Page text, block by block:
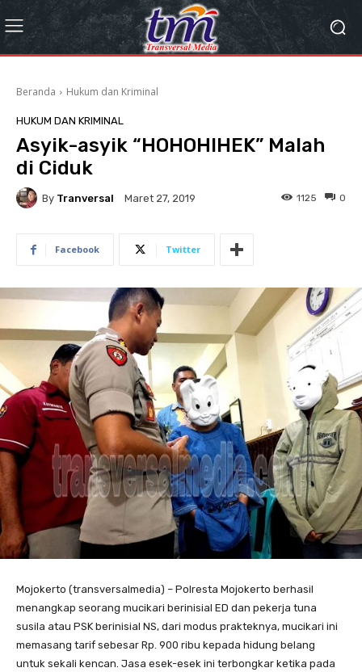
Beranda Hukum dan Kriminal
HUKUM DAN KRIMINAL
Asyik-asyik “HOHOHIHEK” Malah
di Ciduk
By Tranversal Maret 27, 2019 0
1125
Facebook Twitter
Mojokerto (transversalmedia) – Polresta Mojokerto berhasil
menangkap seorang mucikari berinisial ED dan pekerja tuna
susila atau PSK berinisial NS, dari modus prakteknya, mucikari ini
memasang tarif sebesar Rp. 900 ribu kepada hidung belang
untuk sekali kencan. Jasa esek-esek ini terbongkar ketika pada